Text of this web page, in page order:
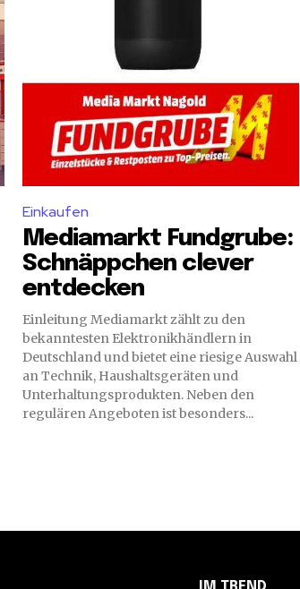
Einkaufen
Mediamarkt Fundgrube:
Schnäppchen clever
entdecken
Einleitung Mediamarkt zählt zu den
bekanntesten Elektronikhändlern in
Deutschland und bietet eine riesige Auswahl
an Technik, Haushaltsgeräten und
Unterhaltungsprodukten. Neben den
regulären Angeboten ist besonders...